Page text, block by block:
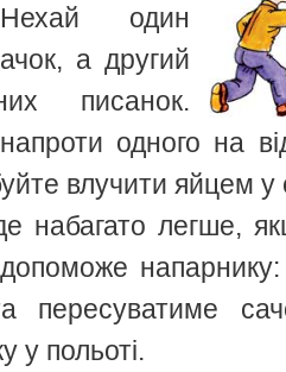
один
а другий
писанок.
одного на
влучити яйцем у
набагато легше,
пересуватиме
у польоті.